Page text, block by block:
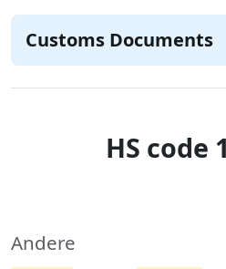
Customs Documents
HS code
Andere